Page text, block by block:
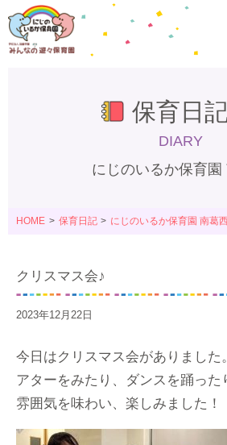
保育日
DIARY
にじのいるか保育園
HOME 保育日記 にじのいるか保育園 南葛
クリスマス会♪
2023年12月22日
今日はクリスマス会がありました
アターをみたり、ダンスを踊った
雰囲気を味わい、楽しみました！